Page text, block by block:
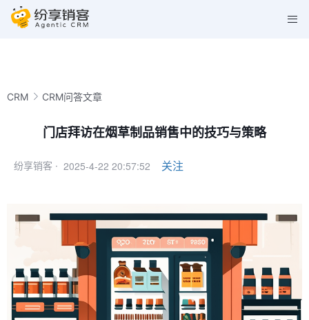
CRM CRM问答文章
门店拜访在烟草制品销售中的技巧与策略
纷享销客 · 2025-4-22 20:57:52 关注